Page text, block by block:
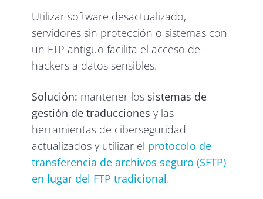
Utilizar software desactualizado,
servidores sin protección o sistemas con
un FTP antiguo facilita el acceso de
hackers a datos sensibles.
Solución: mantener los sistemas de
gestión de traducciones y las
herramientas de ciberseguridad
actualizados y utilizar el protocolo de
transferencia de archivos seguro (SFTP)
en lugar del FTP tradicional.